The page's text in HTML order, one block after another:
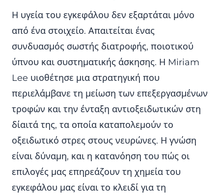
Η υγεία του εγκεφάλου δεν εξαρτάται μόνο
από ένα στοιχείο. Απαιτείται ένας
συνδυασμός σωστής διατροφής, ποιοτικού
ύπνου και συστηματικής άσκησης. Η Miriam
Lee υιοθέτησε μια στρατηγική που
περιελάμβανε τη μείωση των επεξεργασμένων
τροφών και την ένταξη αντιοξειδωτικών στη
δίαιτά της, τα οποία καταπολεμούν το
οξειδωτικό στρες στους νευρώνες. Η γνώση
είναι δύναμη, και η κατανόηση του πώς οι
επιλογές μας επηρεάζουν τη χημεία του
εγκεφάλου μας είναι το κλειδί για τη